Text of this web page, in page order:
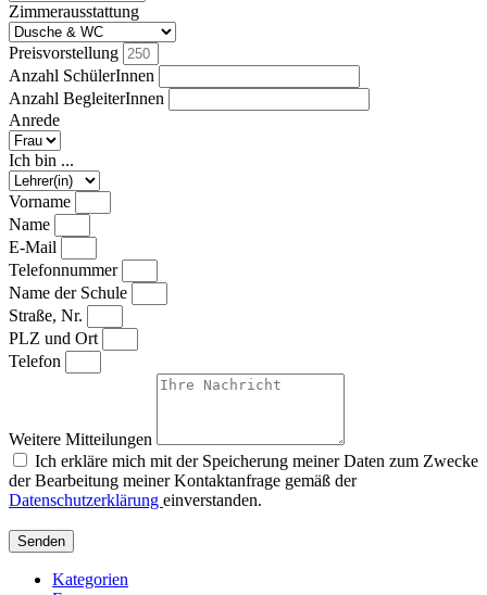
Zimmerausstattung
Preisvorstellung
Anzahl SchülerInnen
Anzahl BegleiterInnen
Anrede
Ich bin ...
Vorname
Name
E-Mail
Telefonnummer
Name der Schule
Straße, Nr.
PLZ und Ort
Telefon
Weitere Mitteilungen
Ich erkläre mich mit der Speicherung meiner Daten zum Zwecke
der Bearbeitung meiner Kontaktanfrage gemäß der
Datenschutzerklärung einverstanden.
Senden
Kategorien